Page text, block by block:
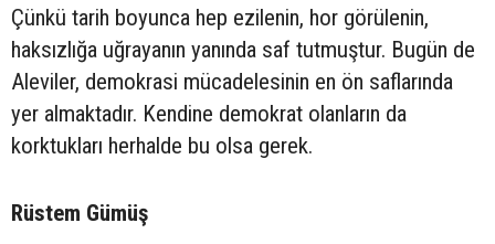
Çünkü tarih boyunca hep ezilenin, hor görülenin,
haksızlığa uğrayanın yanında saf tutmuştur. Bugün de
Aleviler, demokrasi mücadelesinin en ön saflarında
yer almaktadır. Kendine demokrat olanların da
korktukları herhalde bu olsa gerek.
Rüstem Gümüş